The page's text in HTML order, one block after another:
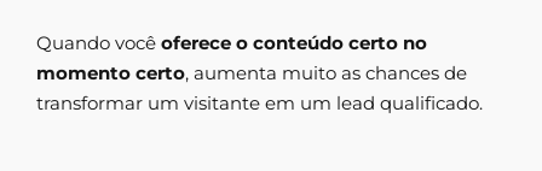
Quando você oferece o conteúdo certo no
momento certo, aumenta muito as chances de
transformar um visitante em um lead qualificado.